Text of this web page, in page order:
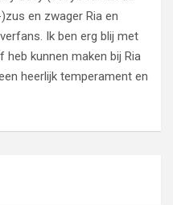
en zwager Ria en
Ik ben erg blij met
kunnen maken bij Ria
heerlijk temperament en